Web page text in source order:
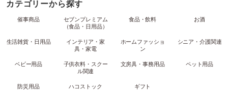
カテゴリーから探す
催事商品
セブンプレミアム
（食品・日用品）
食品・飲料 お酒
生活雑貨・日用品
インテリア・家
具・家電
ホームファッショ
ン
シニア・介護関連
ベビー用品
子供衣料・スクー
ル関連
文房具・事務用品 ペット用品
防災用品 ハコストック ギフト